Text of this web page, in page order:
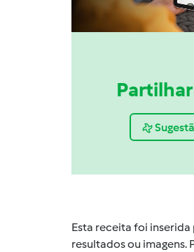
Partilhar
Esta receita foi inserida
resultados ou imagens.